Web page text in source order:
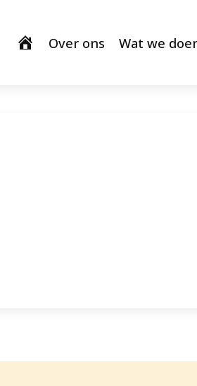
Over ons Wat we